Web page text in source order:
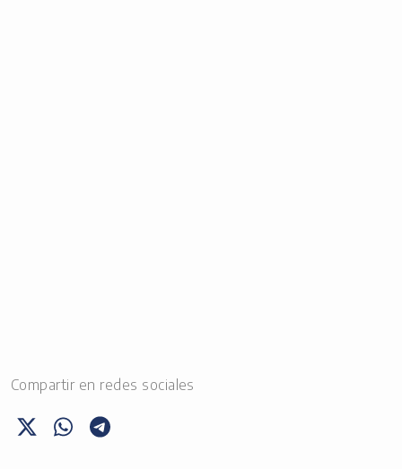
Compartir en redes sociales